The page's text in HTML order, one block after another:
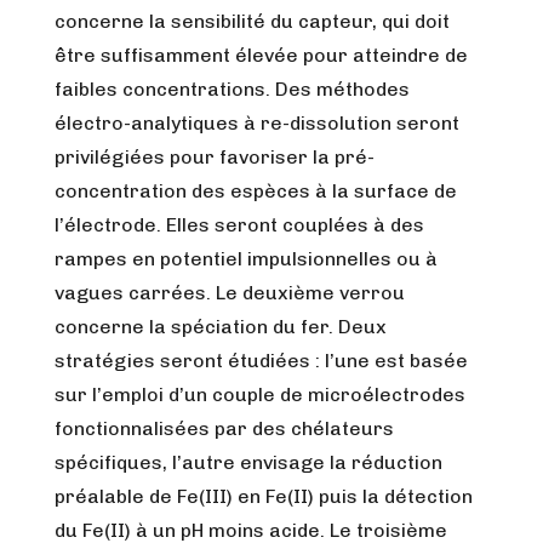
concerne la sensibilité du capteur, qui doit
être suffisamment élevée pour atteindre de
faibles concentrations. Des méthodes
électro-analytiques à re-dissolution seront
privilégiées pour favoriser la pré-
concentration des espèces à la surface de
l’électrode. Elles seront couplées à des
rampes en potentiel impulsionnelles ou à
vagues carrées. Le deuxième verrou
concerne la spéciation du fer. Deux
stratégies seront étudiées : l’une est basée
sur l’emploi d’un couple de microélectrodes
fonctionnalisées par des chélateurs
spécifiques, l’autre envisage la réduction
préalable de Fe(III) en Fe(II) puis la détection
du Fe(II) à un pH moins acide. Le troisième